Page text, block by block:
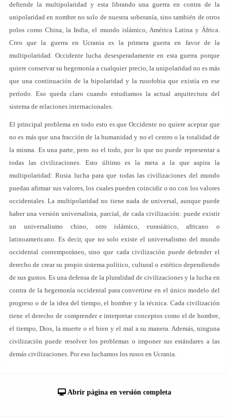
defiende la multipolaridad y esta librando una guerra en contra de la
unipolaridad en nombre no solo de nuestra soberanía, sino también de otros
polos como China, la India, el mundo islámico, América Latina y África.
Creo que la guerra en Ucrania es la primera guerra en favor de la
multipolaridad. Occidente lucha desesperadamente en esta guerra porque
quiere conservar su hegemonía a cualquier precio, la unipolaridad no es más
que una continuación de la bipolaridad y la rusofobia que existía en ese
período. Eso queda claro cuando estudiamos la actual arquitectura del
sistema de relaciones internacionales.
El principal problema en todo esto es que Occidente no quiere aceptar que
no es más que una fracción de la humanidad y no el centro o la totalidad de
la misma. Es una parte, pero no el todo, por lo que no puede representar a
todas las civilizaciones. Esto último es la meta a la que aspira la
multipolaridad: Rusia lucha para que todas las civilizaciones del mundo
puedan afirmar sus valores, los cuales pueden coincidir o no con los valores
occidentales. La multipolaridad no tiene nada de universal, aunque puede
haber una versión universalista, parcial, de cada civilización: puede existir
un universalismo chino, otro islámico, eurasiático, africano o
latinoamericano. Es decir, que no solo existe el universalismo del mundo
occidental contemporáneo, sino que cada civilización puede defender el
derecho de crear su propio sistema político, cultural o estético dependiendo
de sus gustos. Es una defensa de la pluralidad de civilizaciones y la lucha en
contra de la hegemonía occidental para convertirse en el único modelo del
progreso o de la idea del tiempo, el hombre y la técnica. Cada civilización
tiene el derecho de comprender e interpretar conceptos como el de hombre,
el tiempo, Dios, la muerte o el bien y el mal a su manera. Además, ninguna
civilización puede resolver los problemas o imponer sus estándares a las
demás civilizaciones. Por eso luchamos los rusos en Ucrania.
Abrir página en versión completa